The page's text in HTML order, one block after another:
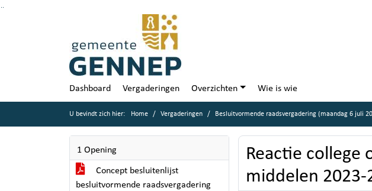
Dashboard Vergaderingen Overzichten Wie is wie
U bevindt zich hier: Home Vergaderingen Besluitvormende raadsvergadering (maandag 6 juli
1 Opening
Concept besluitenlijst
besluitvormende raadsvergadering
Reactie college
middelen 2023-